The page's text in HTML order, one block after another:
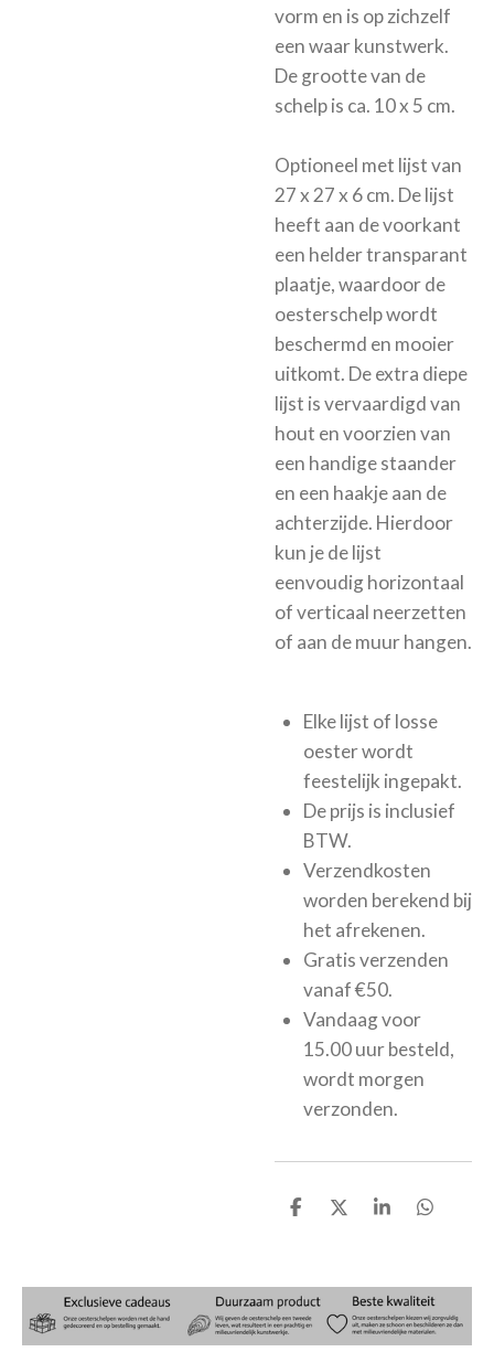
vorm en is op zichzelf
een waar kunstwerk.
De grootte van de
schelp is ca. 10 x 5 cm.
Optioneel met lijst van
27 x 27 x 6 cm. De lijst
heeft aan de voorkant
een helder transparant
plaatje, waardoor de
oesterschelp wordt
beschermd en mooier
uitkomt. De extra diepe
lijst is vervaardigd van
hout en voorzien van
een handige staander
en een haakje aan de
achterzijde. Hierdoor
kun je de lijst
eenvoudig horizontaal
of verticaal neerzetten
of aan de muur hangen.
Elke lijst of losse
oester wordt
feestelijk ingepakt.
De prijs is inclusief
BTW.
Verzendkosten
worden berekend bij
het afrekenen.
Gratis verzenden
vanaf €50.
Vandaag voor
15.00 uur besteld,
wordt morgen
verzonden.
D
n
D
S
e
D
n